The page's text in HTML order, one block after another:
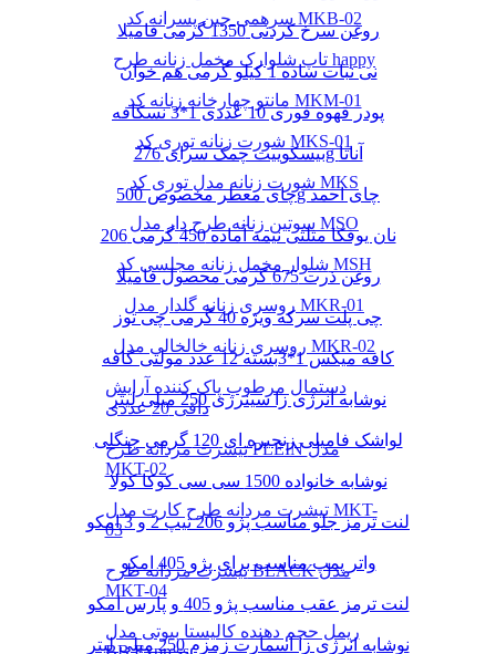
سرهمی جین پسرانه کد MKB-02
تاپ شلوارک مخمل زنانه طرح happy
مانتو چهارخانه زنانه کد MKM-01
شورت زنانه توری کد MKS-01
شورت زنانه مدل توری کد MKS
سوتین زنانه طرح دار مدل MSO
شلوار مخمل زنانه مجلسی کد MSH
روسری زنانه گلدار مدل MKR-01
روسری زنانه خالخالی مدل MKR-02
دستمال مرطوب پاک کننده آرایش
دافی 20 عددی
تیشرت مردانه طرح PLEIN مدل
MKT-02
تیشرت مردانه طرح کارت مدل MKT-
03
تیشرت مردانه طرح BLACK مدل
MKT-04
ریمل حجم دهنده کالیستا بیوتی مدل
روغن سرخ کردنی 1350 گرمی فامیلا
نی نبات ساده 1 کیلو گرمی هم خوان
پودر قهوه فوری 10 عددی 1*3 نسکافه
بیسکوییت چمک سرای 276g آناتا
چای معطر مخصوص 500g چای احمد
نان یوفکا مثلثی نیمه آماده 450 گرمی 206
روغن ذرت 675 گرمی محصول فامیلا
چی پلت سرکه ویژه 40 گرمی چی توز
کافه میکس 1*3بسته 12 عدد مولتی کافه
نوشابه انرژی زا سینرژی 250 میلی لیتر
لواشک فامیلی زنجیره ای 120 گرمی جنگلی
نوشابه خانواده 1500 سی سی کوکا کولا
لنت ترمز جلو مناسب پژو 206 تیپ 2 و 3 امکو
واتر پمپ مناسب برای پژو 405 امکو
لنت ترمز عقب مناسب پژو 405 و پارس امکو
نوشابه انرژی زا اسمارت زمزم 250 میلی لیتر